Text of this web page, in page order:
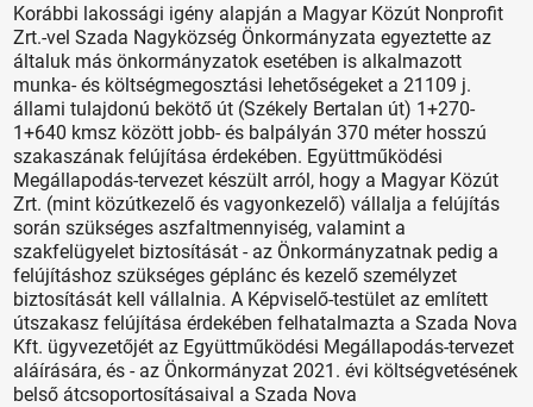
Korábbi lakossági igény alapján a Magyar Közút Nonprofit
Zrt.-vel Szada Nagyközség Önkormányzata egyeztette az
általuk más önkormányzatok esetében is alkalmazott
munka- és költségmegosztási lehetőségeket a 21109 j.
állami tulajdonú bekötő út (Székely Bertalan út) 1+270-
1+640 kmsz között jobb- és balpályán 370 méter hosszú
szakaszának felújítása érdekében. Együttműködési
Megállapodás-tervezet készült arról, hogy a Magyar Közút
Zrt. (mint közútkezelő és vagyonkezelő) vállalja a felújítás
során szükséges aszfaltmennyiség, valamint a
szakfelügyelet biztosítását - az Önkormányzatnak pedig a
felújításhoz szükséges géplánc és kezelő személyzet
biztosítását kell vállalnia. A Képviselő-testület az említett
útszakasz felújítása érdekében felhatalmazta a Szada Nova
Kft. ügyvezetőjét az Együttműködési Megállapodás-tervezet
aláírására, és - az Önkormányzat 2021. évi költségvetésének
belső átcsoportosításaival a Szada Nova